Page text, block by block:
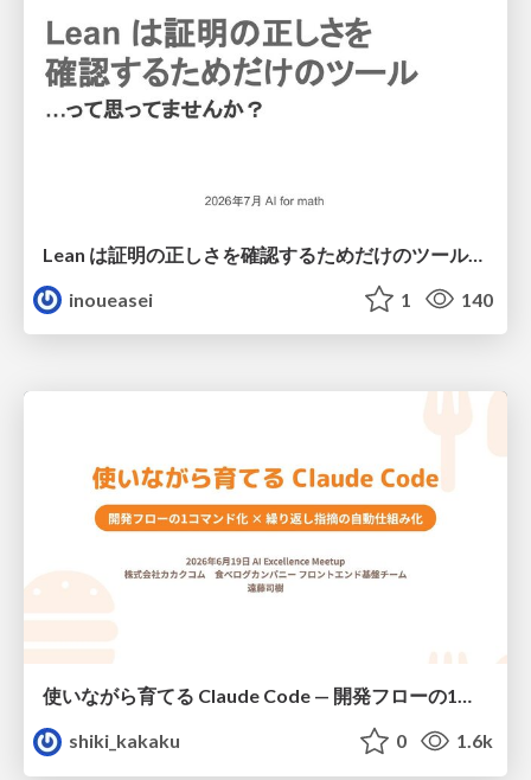
Lean は証明の正しさを確認するためだけのツールって思ってませんか？
inoueasei
1 140
使いながら育てる Claude Code — 開発フローの1コマンド化 × 繰り返し指摘の自動仕組み化
shiki_kakaku
0 1.6k